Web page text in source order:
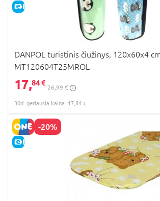
E-KAINA
DANPOL turistinis čiužinys, 120x60x4
MT120604T25MROL
17,84 €
26,99 €
30d. geriausia kaina: 17,84 €
-20%
E-KAINA